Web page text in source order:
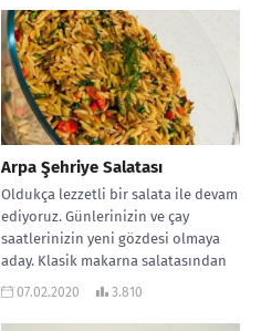
Arpa Şehriye Salatası
Oldukça lezzetli bir salata ile devam
ediyoruz. Günlerinizin ve çay
saatlerinizin yeni gözdesi olmaya
aday. Klasik makarna salatasından
sıkılanlar Arpa...
07.02.2020 3.810